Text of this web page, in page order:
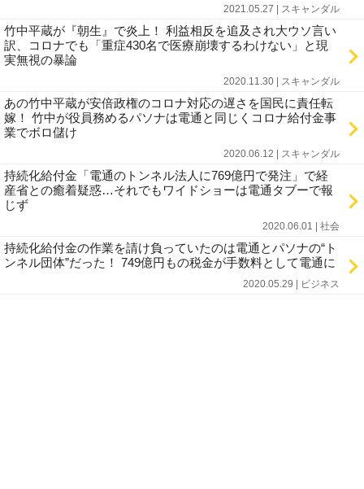
2021.05.27 | スキャンダル
竹中平蔵が『朝生』で炎上！ 利益相反を追及され大ウソ言い
訳、コロナでも「重症430名で医療崩壊するわけない」と現
実無視の暴論
2020.11.30 | スキャンダル
あの竹中平蔵が安倍政権のコロナ対応の遅さを国民に責任転
嫁！ 竹中が役員務めるパソナは電通と同じくコロナ給付金事
業でボロ儲け
2020.06.12 | スキャンダル
持続化給付金「電通のトンネル法人に769億円で発注」で経
産省との癒着疑惑…それでもワイドショーは電通タブーで報
じず
2020.06.01 | 社会
持続化給付金の作業を請け負っていたのは電通とパソナの“ト
ンネル団体”だった！ 749億円もの税金が手数料として電通に
2020.05.29 | ビジネス